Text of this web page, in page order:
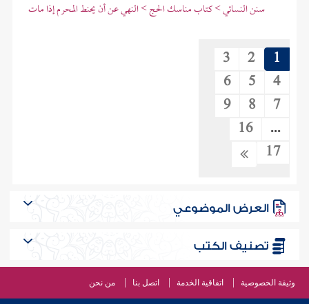
سنن النسائي > كتاب مناسك الحج > النهي عن أن يحنط المحرم إذا مات
1
2
3
4
5
6
7
8
9
...
16
17
العرض الموضوعي
تصنيف الكتب
وثيقة الخصوصية اتفاقية الخدمة اتصل بنا من نحن